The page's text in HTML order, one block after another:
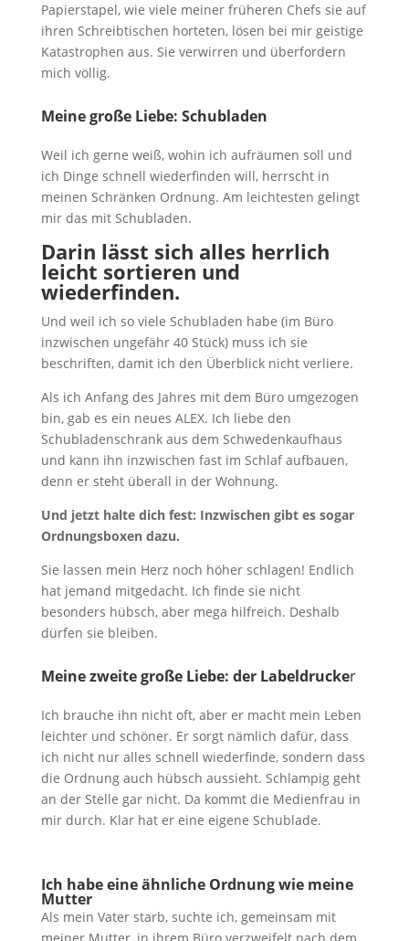
Papierstapel, wie viele meiner früheren Chefs sie auf
ihren Schreibtischen horteten, lösen bei mir geistige
Katastrophen aus. Sie verwirren und überfordern
mich völlig.
Meine große Liebe: Schubladen
Weil ich gerne weiß, wohin ich aufräumen soll und
ich Dinge schnell wiederfinden will, herrscht in
meinen Schränken Ordnung. Am leichtesten gelingt
mir das mit Schubladen.
Darin lässt sich alles herrlich
leicht sortieren und
wiederfinden.
Und weil ich so viele Schubladen habe (im Büro
inzwischen ungefähr 40 Stück) muss ich sie
beschriften, damit ich den Überblick nicht verliere.
Als ich Anfang des Jahres mit dem Büro umgezogen
bin, gab es ein neues ALEX. Ich liebe den
Schubladenschrank aus dem Schwedenkaufhaus
und kann ihn inzwischen fast im Schlaf aufbauen,
denn er steht überall in der Wohnung.
Und jetzt halte dich fest: Inzwischen gibt es sogar
Ordnungsboxen dazu.
Sie lassen mein Herz noch höher schlagen! Endlich
hat jemand mitgedacht. Ich finde sie nicht
besonders hübsch, aber mega hilfreich. Deshalb
dürfen sie bleiben.
Meine zweite große Liebe: der Labeldrucker
Ich brauche ihn nicht oft, aber er macht mein Leben
leichter und schöner. Er sorgt nämlich dafür, dass
ich nicht nur alles schnell wiederfinde, sondern dass
die Ordnung auch hübsch aussieht. Schlampig geht
an der Stelle gar nicht. Da kommt die Medienfrau in
mir durch. Klar hat er eine eigene Schublade.
Ich habe eine ähnliche Ordnung wie meine
Mutter
Als mein Vater starb, suchte ich, gemeinsam mit